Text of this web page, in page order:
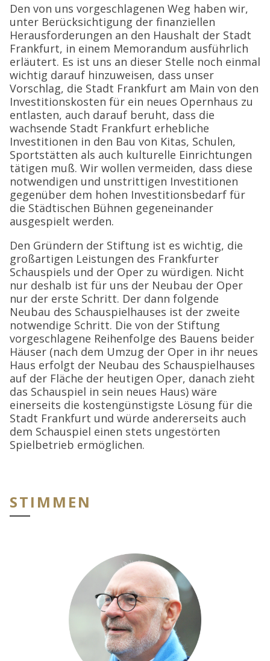
Den von uns vorgeschlagenen Weg haben wir,
unter Berücksichtigung der finanziellen
Herausforderungen an den Haushalt der Stadt
Frankfurt, in einem Memorandum ausführlich
erläutert. Es ist uns an dieser Stelle noch einmal
wichtig darauf hinzuweisen, dass unser
Vorschlag, die Stadt Frankfurt am Main von den
Investitionskosten für ein neues Opernhaus zu
entlasten, auch darauf beruht, dass die
wachsende Stadt Frankfurt erhebliche
Investitionen in den Bau von Kitas, Schulen,
Sportstätten als auch kulturelle Einrichtungen
tätigen muß. Wir wollen vermeiden, dass diese
notwendigen und unstrittigen Investitionen
gegenüber dem hohen Investitionsbedarf für
die Städtischen Bühnen gegeneinander
ausgespielt werden.
Den Gründern der Stiftung ist es wichtig, die
großartigen Leistungen des Frankfurter
Schauspiels und der Oper zu würdigen. Nicht
nur deshalb ist für uns der Neubau der Oper
nur der erste Schritt. Der dann folgende
Neubau des Schauspielhauses ist der zweite
notwendige Schritt. Die von der Stiftung
vorgeschlagene Reihenfolge des Bauens beider
Häuser (nach dem Umzug der Oper in ihr neues
Haus erfolgt der Neubau des Schauspielhauses
auf der Fläche der heutigen Oper, danach zieht
das Schauspiel in sein neues Haus) wäre
einerseits die kostengünstigste Lösung für die
Stadt Frankfurt und würde andererseits auch
dem Schauspiel einen stets ungestörten
Spielbetrieb ermöglichen.
STIMMEN